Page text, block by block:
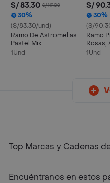
S/ 83.30 S/ 119.00
30%
(S/83.30/und)
Ramo De Astromelias
Pastel Mix
1Und
S/
30%
(S/
Ramo
Rosas,
Claveles
1Und
Top Marcas y Cadenas
Encuéntranos en estos